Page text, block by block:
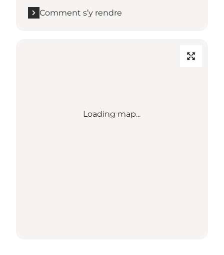
Comment s’y rendre
Loading map...